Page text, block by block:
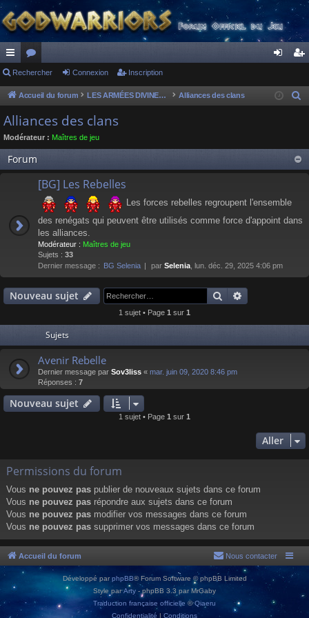
ac
co
ur
ci
s
or
u
s
ne cri
Rechercher Connexion Inscription
Accueil du forum LES ARMÉES DIVINES - FORUMS DE CLAN Alliances des clans
r
Alliances des clans
Modérateur : Maîtres de jeu
Forum
[BG] Les Rebelles
Les forces rebelles regroupent l'ensemble
des renégats qui peuvent être utilisés comme force d'appoint dans
les alliances.
Modérateur : Maîtres de jeu
Sujets : 33
Dernier message : BG Selenia par Selenia , lun. déc. 29, 2025 4:06 pm
Nouveau sujet Rechercher
1 sujet • Page 1 sur 1
Sujets
Avenir Rebelle
Dernier message par Sov3liss « mar. juin 09, 2020 8:46 pm
Réponses : 7
Nouveau sujet
1 sujet • Page 1 sur 1
Aller
Permissions du forum
Vous ne pouvez pas publier de nouveaux sujets dans ce forum
Vous ne pouvez pas répondre aux sujets dans ce forum
Vous ne pouvez pas modifier vos messages dans ce forum
Vous ne pouvez pas supprimer vos messages dans ce forum
Accueil du forum Nous contacter
Développé par phpBB® Forum Software © phpBB Limited
Style parArty - phpBB 3.3 par MrGaby
Traduction française officielle ©Qiaeru
Confidentialité | Conditions